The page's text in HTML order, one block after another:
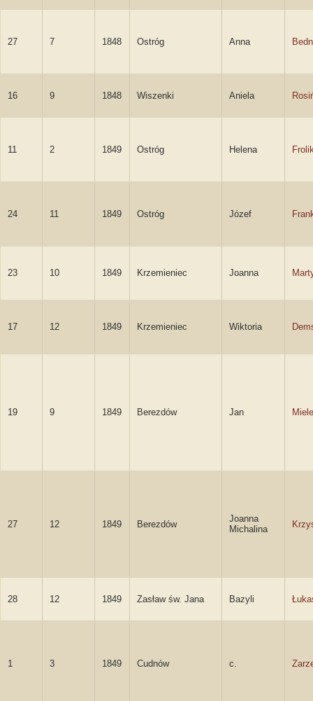
27 7 1848 Ostróg Anna
16 9 1848 Wiszenki Aniela
11 2 1849 Ostróg Helena
24 11 1849 Ostróg Józef
23 10 1849 Krzemieniec Joanna
17 12 1849 Krzemieniec Wiktoria
19 9 1849 Berezdów Jan
27 12 1849 Berezdów
Joanna
Michalina
28 12 1849 Zasław św. Jana Bazyli
1 3 1849 Cudnów c.